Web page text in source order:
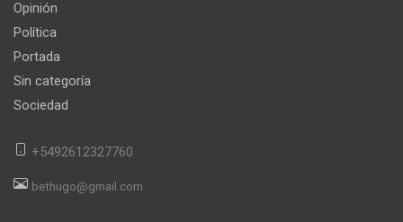
Opinión
Política
Portada
Sin categoría
Sociedad
+5492612327760
bethugo@gmail.com